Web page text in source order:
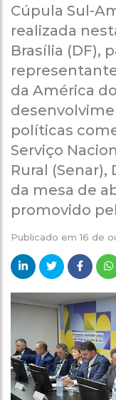
Cúpula Sul-
realizada
Brasília (DF),
da América
políticas
Serviço
Rural (Senar),
da mesa de
promovido
Publicado em16 de